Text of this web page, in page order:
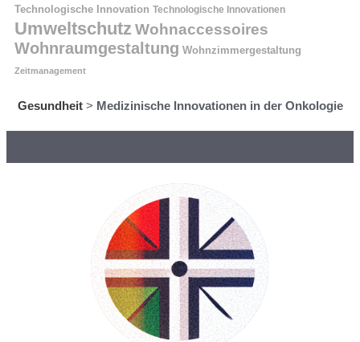
Technologische Innovation Technologische Innovationen
Umweltschutz Wohnaccessoires
Wohnraumgestaltung Wohnzimmergestaltung
Zeitmanagement
Gesundheit> Medizinische Innovationen in der Onkologie